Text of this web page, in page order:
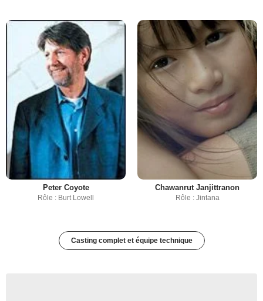
Peter Coyote
Rôle : Burt Lowell
Chawanrut Janjittranon
Rôle : Jintana
Casting complet et équipe technique